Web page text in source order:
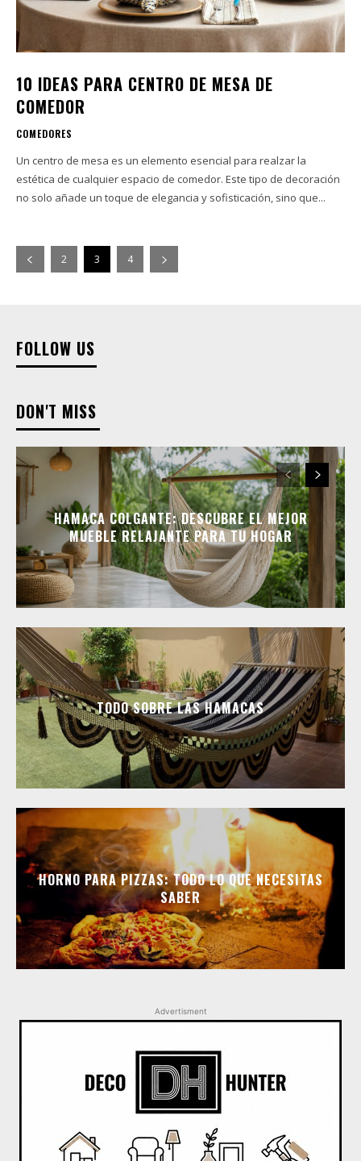
10 IDEAS PARA CENTRO DE MESA DE
COMEDOR
COMEDORES
Un centro de mesa es un elemento esencial para realzar la
estética de cualquier espacio de comedor. Este tipo de decoración
no solo añade un toque de elegancia y sofisticación, sino que...
2 3 4
FOLLOW US
DON'T MISS
HAMACA COLGANTE: DESCUBRE EL MEJOR
MUEBLE RELAJANTE PARA TU HOGAR
TODO SOBRE LAS HAMACAS
HORNO PARA PIZZAS: TODO LO QUE NECESITAS
SABER
Advertisment